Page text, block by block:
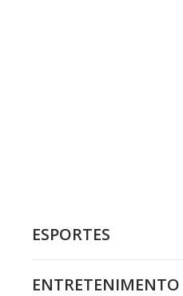
ESPORTES
ENTRETENIMENTO